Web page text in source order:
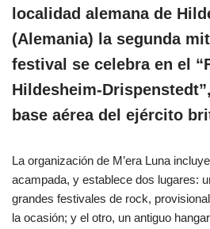
localidad alemana de
(Alemania) la segunda
festival se celebra en el
Hildesheim-
base aérea del ejército
La organización de M’era Luna
acampada, y establece dos lugares:
grandes festivales de rock,
la ocasión; y el otro, un antiguo